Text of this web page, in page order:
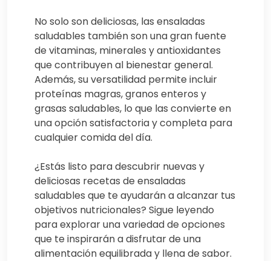
No solo son deliciosas, las ensaladas
saludables también son una gran fuente
de vitaminas, minerales y antioxidantes
que contribuyen al bienestar general.
Además, su versatilidad permite incluir
proteínas magras, granos enteros y
grasas saludables, lo que las convierte en
una opción satisfactoria y completa para
cualquier comida del día.
¿Estás listo para descubrir nuevas y
deliciosas recetas de ensaladas
saludables que te ayudarán a alcanzar tus
objetivos nutricionales? Sigue leyendo
para explorar una variedad de opciones
que te inspirarán a disfrutar de una
alimentación equilibrada y llena de sabor.